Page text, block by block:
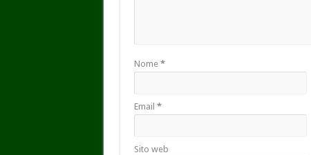
Nome *
Email *
Sito web